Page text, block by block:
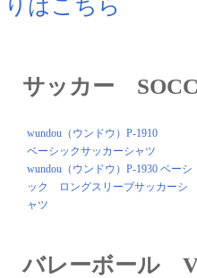
サッカー
wundou（ウンドウ）P-1910
ベーシックサッカーシャツ
wundou（ウンドウ）P-1930 ベーシ
ック ロングスリーブサッカーシ
ャツ
バレーボール